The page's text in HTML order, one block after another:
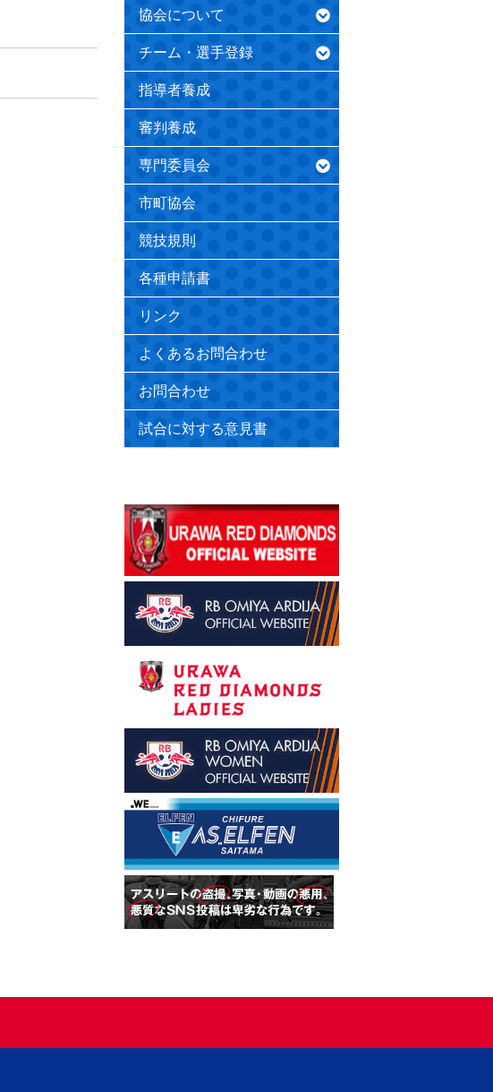
協会について
チーム・選手登録
指導者養成
審判養成
専門委員会
市町協会
競技規則
各種申請書
リンク
よくあるお問合わせ
お問合わせ
試合に対する意見書